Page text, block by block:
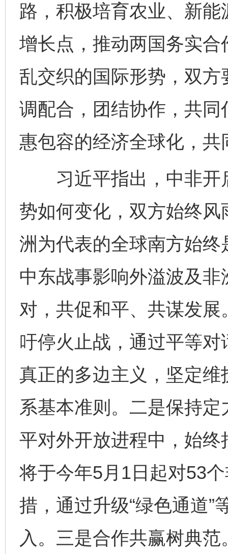
路，积极培育农业、新
增长点，推动两国务实
乱交织的国际形势，双
调配合，团结协作，共
惠包容的经济全球化，
习近平指出，中非开
势如何变化，双方始终
洲为代表的全球南方始
中东战事影响外溢波及
对，共促和平、共谋发
吁停火止战，通过平等
真正的多边主义，坚定
系基本准则。二是保持
平对外开放进程中，始
将于今年5月1日起对53
措，通过升级“绿色通道”
入。三是合作共赢树典